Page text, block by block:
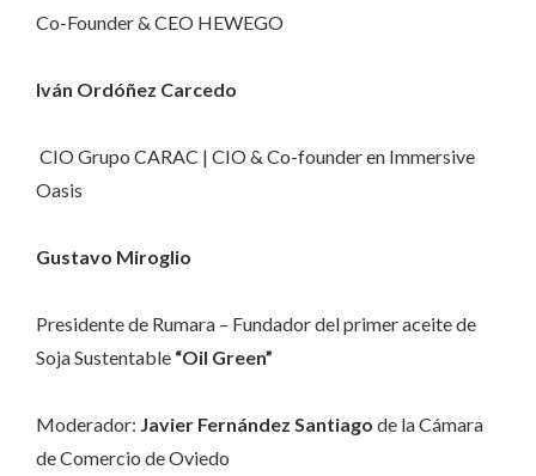
Co-Founder & CEO HEWEGO
Iván Ordóñez Carcedo
CIO Grupo CARAC | CIO & Co-founder en Immersive
Oasis
Gustavo Miroglio
Presidente de Rumara – Fundador del primer aceite de
Soja Sustentable “Oil Green”
Moderador: Javier Fernández Santiago de la Cámara
de Comercio de Oviedo